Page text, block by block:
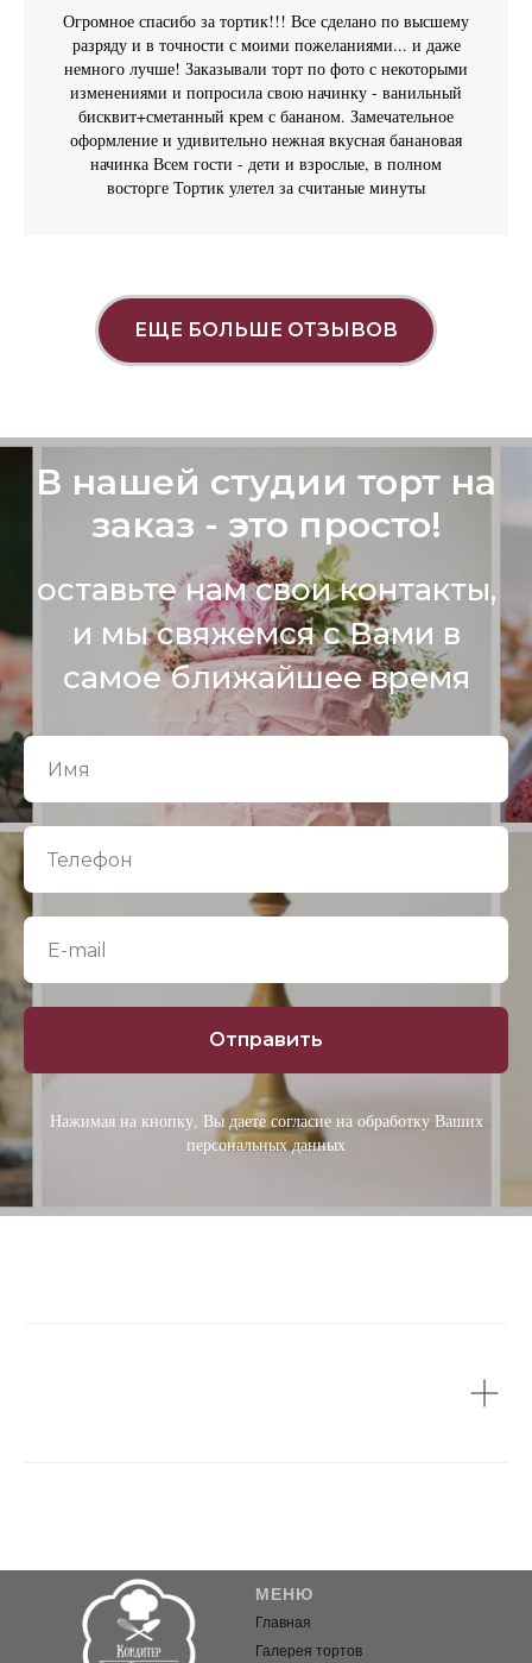
Огромное спасибо за тортик!!! Все сделано по высшему
разряду и в точности с моими пожеланиями... и даже
немного лучше! Заказывали торт по фото с некоторыми
изменениями и попросила свою начинку - ванильный
бисквит+сметанный крем с бананом. Замечательное
оформление и удивительно нежная вкусная банановая
начинка Всем гости - дети и взрослые, в полном
восторге Тортик улетел за считаные минуты
ЕЩЕ БОЛЬШЕ ОТЗЫВОВ
В нашей студии торт на
заказ - это просто!
оставьте нам свои контакты,
и мы свяжемся с Вами в
самое ближайшее время
Отправить
Нажимая на кнопку, Вы даете согласие на обработку Ваших
персональных данных
МЕНЮ
Главная
Галерея тортов